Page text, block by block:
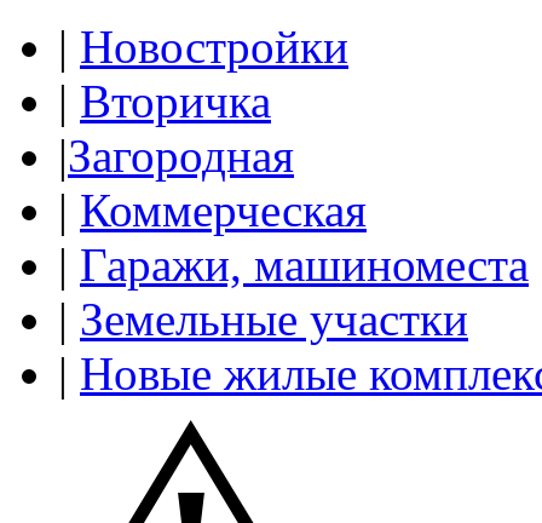
| Новостройки
| Вторичка
|Загородная
| Коммерческая
| Гаражи, машиноместа
| Земельные участки
| Новые жилые